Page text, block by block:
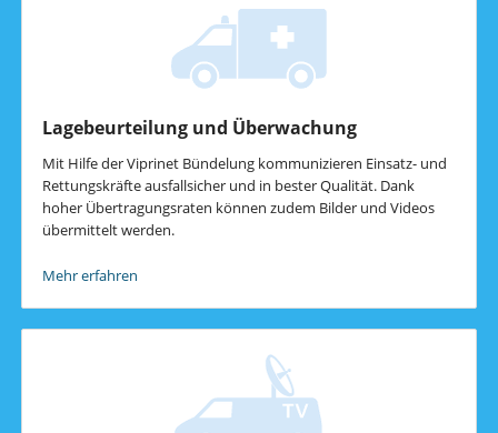
Lagebeurteilung und Überwachung
Mit Hilfe der Viprinet Bündelung kommunizieren Einsatz- und
Rettungskräfte ausfallsicher und in bester Qualität. Dank
hoher Übertragungsraten können zudem Bilder und Videos
übermittelt werden.
Mehr erfahren